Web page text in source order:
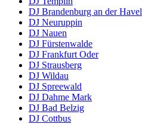
DJ Brandenburg an der Havel
DJ Neuruppin
DJ Nauen
DJ Fürstenwalde
DJ Frankfurt Oder
DJ Strausberg
DJ Wildau
DJ Spreewald
DJ Dahme Mark
DJ Bad Belzig
DJ Cottbus